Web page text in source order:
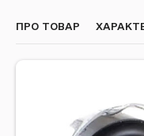
ПРО ТОВАР